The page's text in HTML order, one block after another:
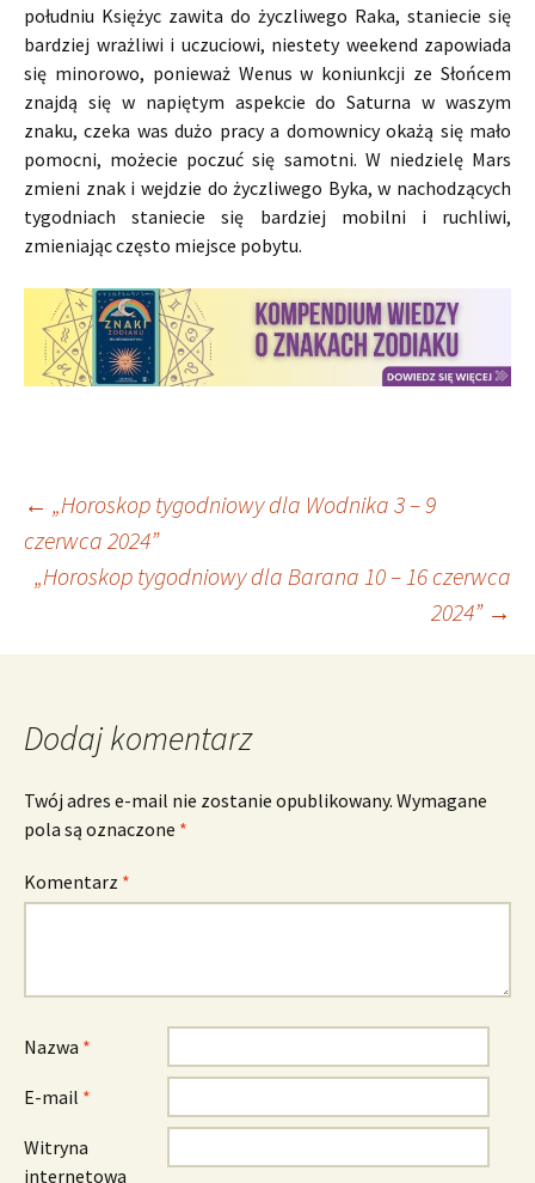
południu Księżyc zawita do życzliwego Raka, staniecie się
bardziej wrażliwi i uczuciowi, niestety weekend zapowiada
się minorowo, ponieważ Wenus w koniunkcji ze Słońcem
znajdą się w napiętym aspekcie do Saturna w waszym
znaku, czeka was dużo pracy a domownicy okażą się mało
pomocni, możecie poczuć się samotni. W niedzielę Mars
zmieni znak i wejdzie do życzliwego Byka, w nachodzących
tygodniach staniecie się bardziej mobilni i ruchliwi,
zmieniając często miejsce pobytu.
Nawigacja
wpisu
← „Horoskop tygodniowy dla Wodnika 3 – 9
czerwca 2024”
„Horoskop tygodniowy dla Barana 10 – 16 czerwca
2024” →
Dodaj komentarz
Twój adres e-mail nie zostanie opublikowany. Wymagane
pola są oznaczone *
Komentarz *
Nazwa *
E-mail *
Witryna
internetowa